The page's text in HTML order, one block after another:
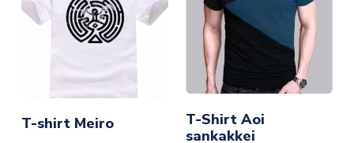
T-shirt Meiro
T-Shirt Aoi
sankakkei